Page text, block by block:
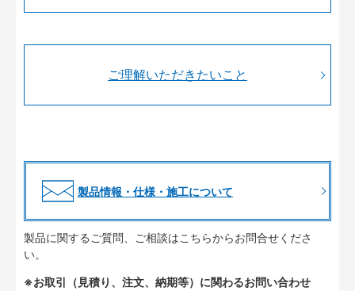
ご理解いただきたいこと
製品情報・仕様・施工について
製品に関するご質問、ご相談はこちらからお問合せくださ
い。
※お取引（見積り、注文、納期等）に関わるお問い合わせ